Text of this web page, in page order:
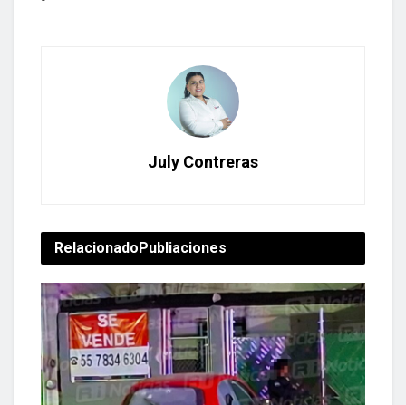
July Contreras
Relacionado Publiaciones